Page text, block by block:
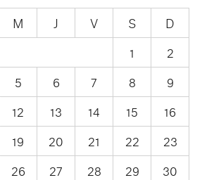
M J V S
D
1
2
5 6 7 8
9
12 13 14 15
16
19 20 21 22
23
26 27 28 29
30